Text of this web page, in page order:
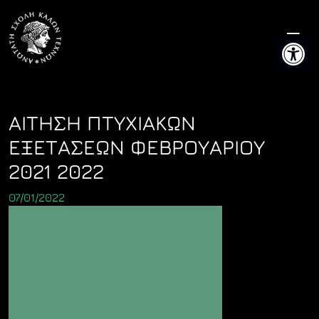
content
ΑΙΤΗΣΗ ΠΤΥΧΙΑΚΩΝ
ΕΞΕΤΑΣΕΩΝ ΦΕΒΡΟΥΑΡΙΟΥ
2021 2022
07/01/2022